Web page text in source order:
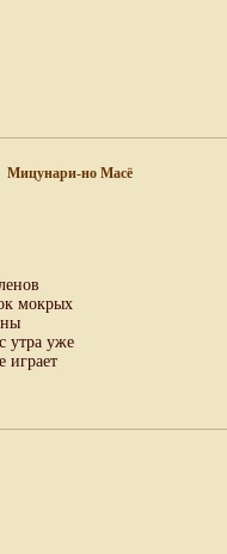
Мицунари-но Масё
мокрых
утра уже
играет